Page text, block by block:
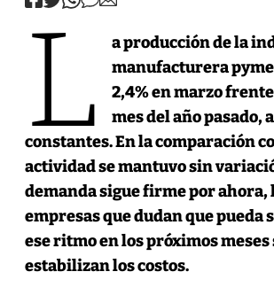
L
a producción de la
manufacturera
2,4% en marzo
mes del año pasado,
constantes. En la comparación
actividad se mantuvo sin
demanda sigue firme por ahora,
empresas que dudan que pueda
ese ritmo en los próximos meses
estabilizan los costos.